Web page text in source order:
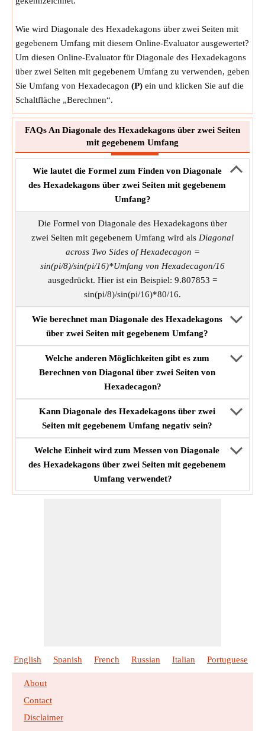
Wie wird Diagonale des Hexadekagons über zwei Seiten mit
gegebenem Umfang mit diesem Online-Evaluator ausgewertet?
Um diesen Online-Evaluator für Diagonale des Hexadekagons
über zwei Seiten mit gegebenem Umfang zu verwenden, geben
Sie Umfang von Hexadecagon (P) ein und klicken Sie auf die
Schaltfläche „Berechnen“.
FAQs An Diagonale des Hexadekagons über zwei Seiten
mit gegebenem Umfang
Wie lautet die Formel zum Finden von Diagonale
des Hexadekagons über zwei Seiten mit gegebenem
Umfang?
Die Formel von Diagonale des Hexadekagons über
zwei Seiten mit gegebenem Umfang wird als Diagonal
across Two Sides of Hexadecagon =
sin(pi/8)/sin(pi/16)*Umfang von Hexadecagon/16
ausgedrückt. Hier ist ein Beispiel: 9.807853 =
sin(pi/8)/sin(pi/16)*80/16.
Wie berechnet man Diagonale des Hexadekagons
über zwei Seiten mit gegebenem Umfang?
Welche anderen Möglichkeiten gibt es zum
Berechnen von Diagonal über zwei Seiten von
Hexadecagon?
Kann Diagonale des Hexadekagons über zwei
Seiten mit gegebenem Umfang negativ sein?
Welche Einheit wird zum Messen von Diagonale
des Hexadekagons über zwei Seiten mit gegebenem
Umfang verwendet?
English Spanish French Russian Italian Portuguese
About
Contact
Disclaimer